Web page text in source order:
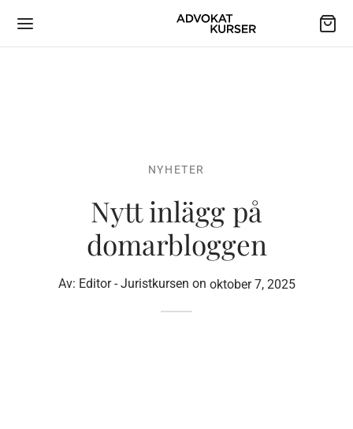
NYHETER
Nytt inlägg på
domarbloggen
Av: Editor - Juristkursen on oktober 7, 2025